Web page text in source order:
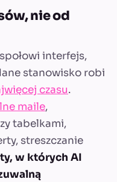
nie od
interfejs,
stanowisko robi
czasu.
maile,
tabelkami,
streszczanie
w których AI